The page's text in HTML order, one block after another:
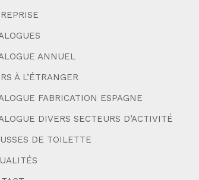
ANNUEL
À L’ÉTRANGER
FABRICATION ESPAGNE
DIVERS SECTEURS D’ACTIVITÉ
DE TOILETTE